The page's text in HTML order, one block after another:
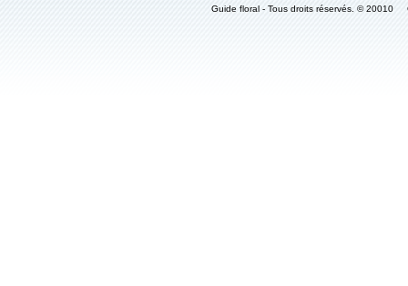
Guide floral - Tous droits réservés. ©